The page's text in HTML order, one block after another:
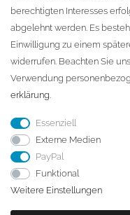
Telefon:+49 (0)3501 507295
info@dach-teufel.de
berechtigten Interesses
abgelehnt werden. Es
Einwilligung zu einem
widerrufen. Beachten Sie
Verwendung
erklärung.
Essenziell
Externe Medien
PayPal
Funktional
Weitere Einstellungen